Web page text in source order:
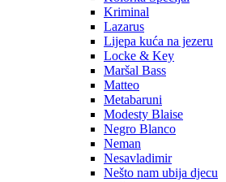
Kriminal
Lazarus
Lijepa kuća na jezeru
Locke & Key
Maršal Bass
Matteo
Metabaruni
Modesty Blaise
Negro Blanco
Neman
Nesavladimir
Nešto nam ubija djecu